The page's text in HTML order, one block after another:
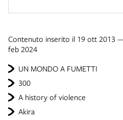
UN MONDO A FUMETTI
300
A history of violence
Akira
Contenuto inserito il 19 ott 2013
feb 2024